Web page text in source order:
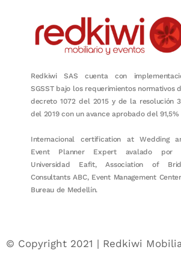
Redkiwi SAS cuenta con
SGSST bajo los requerimientos normativos
decreto 1072 del 2015 y de la resolución
del 2019 con un avance aprobado del 91,5%
Internacional certification at Wedding
Event Planner Expert avalado por
Universidad Eafit, Association of
Consultants ABC, Event Management
Bureau de Medellín.
© Copyright 2021 | Redkiwi